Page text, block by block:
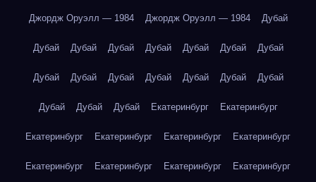
Джордж Оруэлл — 1984 Джордж Оруэлл — 1984 Дубай
Дубай Дубай Дубай Дубай Дубай Дубай Дубай
Дубай Дубай Дубай Дубай Дубай Дубай Дубай
Дубай Дубай Дубай Екатеринбург Екатеринбург
Екатеринбург Екатеринбург Екатеринбург Екатеринбург
Екатеринбург Екатеринбург Екатеринбург Екатеринбург